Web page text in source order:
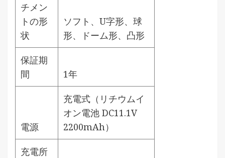
チメン
トの形
状
ソフト、U字形、球
形、ドーム形、凸形
保証期
間
1年
電源
充電式（リチウムイ
オン電池 DC11.1V
2200mAh）
充電所